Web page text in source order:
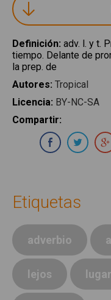
Definición: adv. l. y t.
tiempo. Delante de
la prep. de
Autores: Tropical
Licencia: BY-NC-SA
Compartir:
Compartir
Etiquetas
adverbio
lejos lugar